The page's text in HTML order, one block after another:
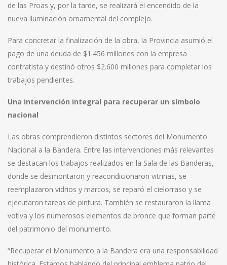
de las Proas y, por la tarde, se realizará el encendido de la
nueva iluminación ornamental del complejo.
Para concretar la finalización de la obra, la Provincia asumió el
pago de una deuda de $1.456 millones con la empresa
contratista y destinó otros $2.600 millones para completar los
trabajos pendientes.
Una intervención integral para recuperar un símbolo
nacional
Las obras comprendieron distintos sectores del Monumento
Nacional a la Bandera. Entre las intervenciones más relevantes
se destacan los trabajos realizados en la Sala de las Banderas,
donde se desmontaron y reacondicionaron vitrinas, se
reemplazaron vidrios y marcos, se reparó el cielorraso y se
ejecutaron tareas de pintura. También se restauraron la llama
votiva y los numerosos elementos de bronce que forman parte
del patrimonio del monumento.
“Recuperar el Monumento a la Bandera era una responsabilidad